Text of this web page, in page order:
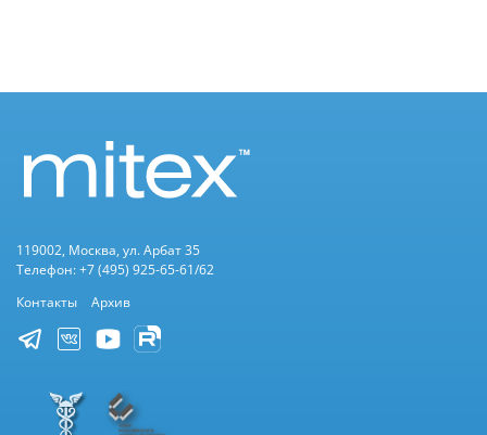
119002, Москва, ул. Арбат 35
Телефон: +7 (495) 925-65-61/62
Контакты
Архив